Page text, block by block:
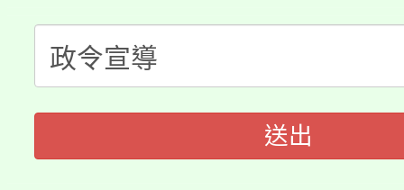
者。
份教師研習
會
115年食農教育專業人
程
送出